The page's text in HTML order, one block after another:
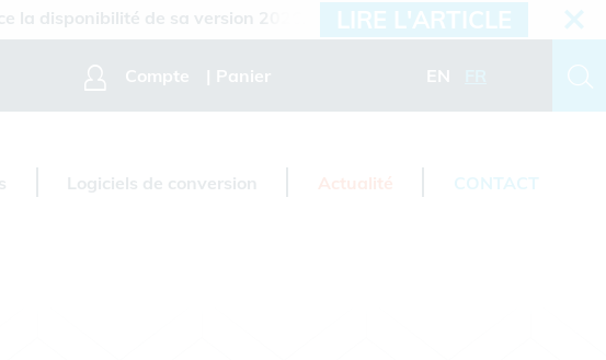
de sa version 2026.3 LIRE L'ARTICLE
Compte Panier EN
Logiciels de conversion CONTACT